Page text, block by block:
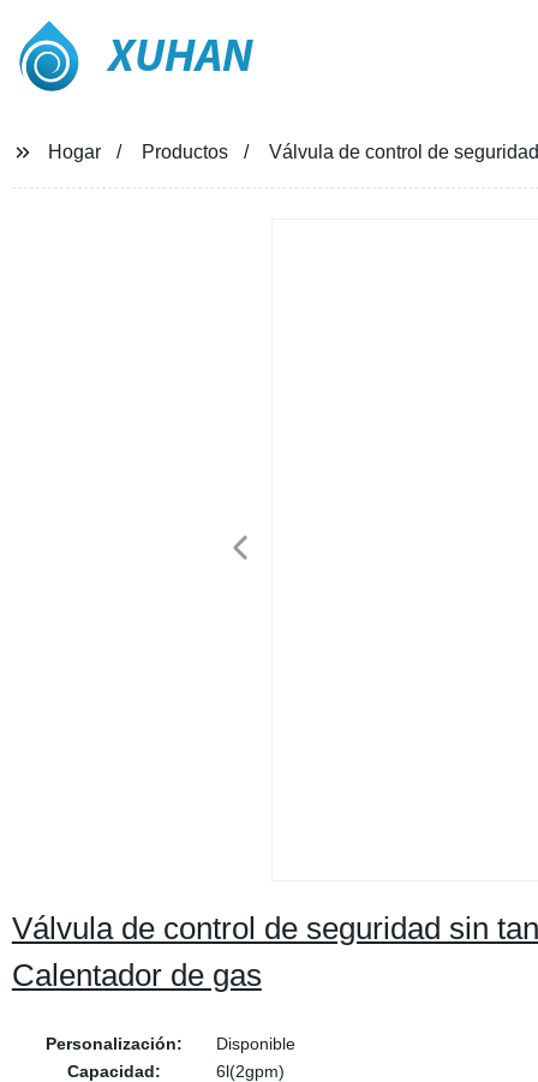
XUHAN
Hogar Productos Válvula de control de
Válvula de control de seguridad sin
Calentador de gas
Personalización:
Disponible
Capacidad:
6l(2gpm)